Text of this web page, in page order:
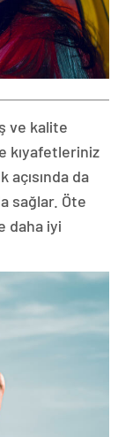
ve kalite
kıyafetleriniz
da
sağlar. Öte
daha iyi